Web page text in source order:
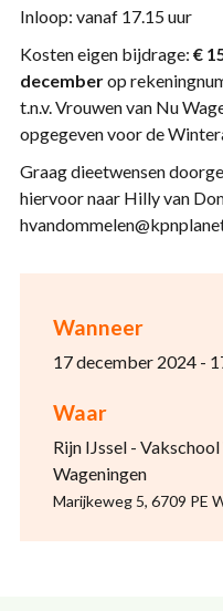
Wanneer
17 december 2024 -
Waar
Rijn IJssel -
Wageningen
Marijkeweg 5, 6709 PE
Inloop: vanaf 17.15 uur
Kosten eigen bijdrage: €
decemberop
t.n.v. Vrouwen van Nu
opgegeven voor de
Graag dieetwensen
hiervoor naar Hilly van